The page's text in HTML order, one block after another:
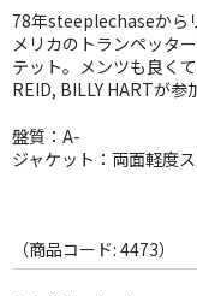
JAZZ-JP
JAZZ-VOCAL
ROCK
WORLD
78年steeplechaseから
メリカのトランペッタ
テット。メンツも良く
REID, BILLY HARTが参
盤質：A-
ジャケット：両面軽度ス
（商品コード: 4473）